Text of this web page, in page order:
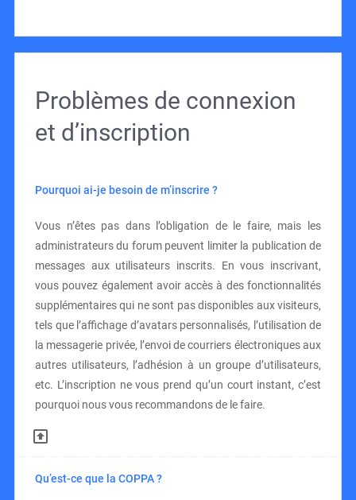
Problèmes de connexion
et d’inscription
Pourquoi ai-je besoin de m’inscrire ?
Vous n’êtes pas dans l’obligation de le faire, mais les
administrateurs du forum peuvent limiter la publication de
messages aux utilisateurs inscrits. En vous inscrivant,
vous pouvez également avoir accès à des fonctionnalités
supplémentaires qui ne sont pas disponibles aux visiteurs,
tels que l’affichage d’avatars personnalisés, l’utilisation de
la messagerie privée, l’envoi de courriers électroniques aux
autres utilisateurs, l’adhésion à un groupe d’utilisateurs,
etc. L’inscription ne vous prend qu’un court instant, c’est
pourquoi nous vous recommandons de le faire.
Qu’est-ce que la COPPA ?